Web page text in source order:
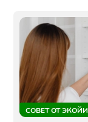
СОВЕТ ОТ ЭКОЙИ